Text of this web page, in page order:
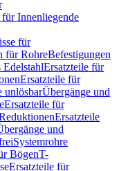
für Innenliegende
für
für RohreBefestigungen
EdelstahlErsatzteile für
Ersatzteile für
unlösbarÜbergänge und
Ersatzteile für
Ersatzteile
und
Systemrohre
BögenT-
Ersatzteile für